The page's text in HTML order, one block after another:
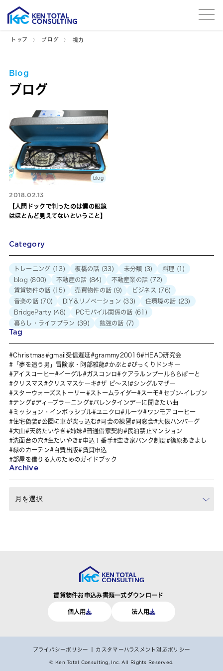
トップ ブログ 視力
Blog
ブログ
blog
2018.02.13
【人間ドックで判ったのは僕の眼鏡
はほとんど見えてないということ】
Category
トレーニング (13) 板橋の話 (33) 未分類 (3) 料理 (1)
blog (800) 不動産の話 (84) 不動産業の話 (72)
賃貸物件の話 (15) 売買物件の話 (9) ビジネス (76)
音楽の話(70) DIY＆リノベーション (33) 住環境の話 (23)
BridgeParty(48) PCモバイル関係の話 (61)
暮らし・ライフプラン (39) 勉強の話 (7)
Tag
Christmas gmail受信遅延 grammy20016
HEAD研究会
「夢を追う男」冒険家・阿部雅龍
かぶと
びっくりドンキー
アイスコーヒー
イーグル ガスコンロ
クアラルンプールららぽーと
クリスマス
クリスマスケーキ ザ ピ〜ス!
シングルマザー
スターウォーズストーリー
ストームライダー スーモ
セブン-イレブン
テング
ディープラーニング
バレンタインデーに聞きたい曲
ミッション・インポッシブル
ユニクロ ルーツ
ワンモアコーヒー
住宅偽装
公園に車が突っ込む 司会の練習 同窓会
大俵ハンバーグ
大山
天然たいやき 姉妹 普通借家契約
民泊禁止マンション
洗面台の穴
生たいやき 申込１番手 空き家バンク制度
篠原あきよし
緑のカーテン
自費出版
賃貸申込
部屋を借りる人のためのガイドブック
Archive
賃貸物件お申込み書類一式ダウンロード
個人用 法人用
プライバシーポリシー カスタマーハラスメント対応ポリシー
© Ken Total Consulting, Inc. All Rights Reserved.